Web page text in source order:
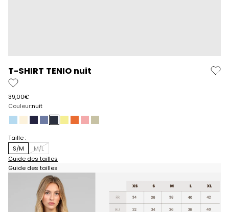
T-SHIRT TENIO nuit
Prix de vente
39,00€
Couleur:nuit
cielecrumarinedenim
nuitpaillepiment
roseverveine
Taille :
S/M
M/L
Guide des tailles
Guide des tailles